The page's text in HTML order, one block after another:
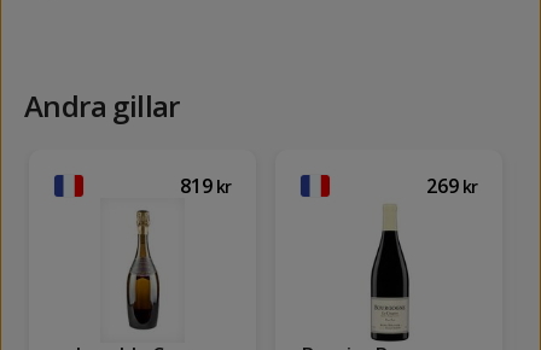
Andra gillar
819 kr 269 kr